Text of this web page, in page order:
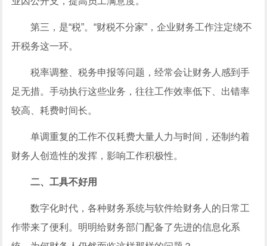
第三，是“税”。“财税不分家”，企业财务工作注定绕不
开税务这一环。
税率调整、税务申报等问题，经常会让财务人感到手
足无措。手动执行这些业务，往往工作效率低下、出错率
较高、耗费时间长。
单调重复的工作不仅耗费大量人力与时间，还制约着
财务人创造性的发挥，影响工作积极性。
二、工具不好用
数字化时代，各种财务系统与软件给财务人的日常工
作带来了便利。明明给财务部门配备了先进的信息化系